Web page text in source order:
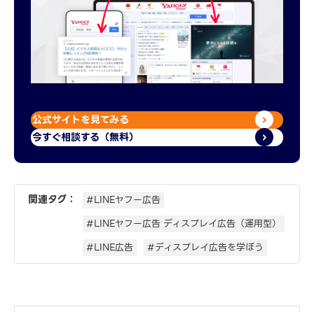
公式サイトを見てみる
今すぐ相談する（無料）
関連タグ：
#LINEヤフー広告
#LINEヤフー広告 ディスプレイ広告（運用型）
#LINE広告
#ディスプレイ広告を学ぼう